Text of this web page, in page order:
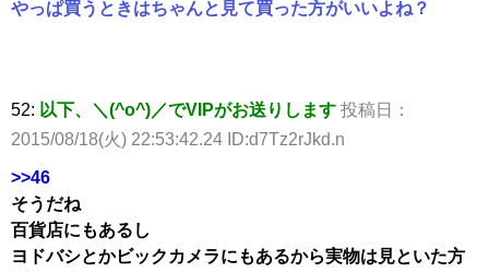
やっぱ買うときはちゃんと見て買った方がいいよね？
52: 以下、＼(^o^)／でVIPがお送りします 投稿日：
2015/08/18(火) 22:53:42.24 ID:d7Tz2rJkd.n
>>46
そうだね
百貨店にもあるし
ヨドバシとかビックカメラにもあるから実物は見といた方